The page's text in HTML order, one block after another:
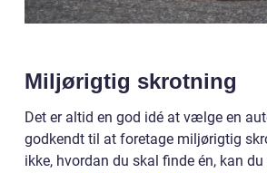
Miljørigtig skrotning
Det er altid en god idé at vælge en
godkendt til at foretage miljørigtig
ikke, hvordan du skal finde én, kan